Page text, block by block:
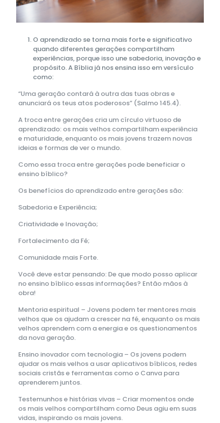
O aprendizado se torna mais forte e significativo
quando diferentes gerações compartilham
experiências, porque isso une sabedoria, inovação e
propósito. A Bíblia já nos ensina isso em versículo
como:
“Uma geração contará à outra das tuas obras e
anunciará os teus atos poderosos” (Salmo 145.4).
A troca entre gerações cria um círculo virtuoso de
aprendizado: os mais velhos compartilham experiência
e maturidade, enquanto os mais jovens trazem novas
ideias e formas de ver o mundo.
Como essa troca entre gerações pode beneficiar o
ensino bíblico?
Os benefícios do aprendizado entre gerações são:
Sabedoria e Experiência;
Criatividade e Inovação;
Fortalecimento da Fé;
Comunidade mais Forte.
Você deve estar pensando: De que modo posso aplicar
no ensino bíblico essas informações? Então mãos à
obra!
Mentoria espiritual – Jovens podem ter mentores mais
velhos que os ajudam a crescer na fé, enquanto os mais
velhos aprendem com a energia e os questionamentos
da nova geração.
Ensino inovador com tecnologia – Os jovens podem
ajudar os mais velhos a usar aplicativos bíblicos, redes
sociais cristãs e ferramentas como o Canva para
aprenderem juntos.
Testemunhos e histórias vivas – Criar momentos onde
os mais velhos compartilham como Deus agiu em suas
vidas, inspirando os mais jovens.